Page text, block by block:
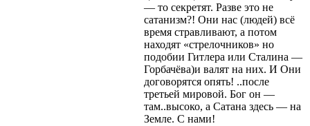
— то секретят. Разве это не
сатанизм?! Они нас (людей) всё
время стравливают, а потом
находят «стрелочников» но
подобии Гитлера или Сталина —
Горбачёва)и валят на них. И Они
договорятся опять! ..после
третьей мировой. Бог он —
там..высоко, а Сатана здесь — на
Земле. С нами!